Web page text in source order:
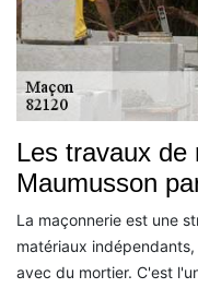
Les travaux de
Maumusson
La maçonnerie est une
matériaux
avec du mortier. C'est